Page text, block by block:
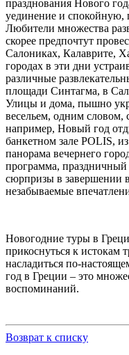
празднования Нового
уединение и спокойную,
Любители множества
скорее предпочтут
Салониках, Калаврите,
городах в эти дни
различные
площади Синтагма, в
Улицы и дома, пышно
весельем, одним словом,
например, Новый год
банкетном зале POLIS,
панорама вечернего
программа,
сюрпризы в завершении
незабываемые
Новогодние туры в
прикоснуться к истокам
насладиться по-
год в Греции – это
воспоминаний.
Возврат к списку